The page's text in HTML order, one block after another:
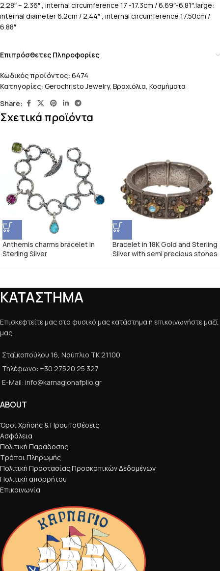
2.28″ – 2.36″ , internal circumference 17 -17.3cm / 6.69″-6.81″.large:
internal diameter 6.2cm / 2.44″ , internal circumference 17.50cm /
6.88″
Επιπρόσθετες Πληροφορίες
Κωδικός προϊόντος: 6474
Κατηγορίες: Gerochristo Jewelry, Βραχιόλια, Κοσμήματα
Share:
Σχετικά προϊόντα
Anthemis charms bracelet in
Sterling Silver
Bracelet in 18K Gold and Sterling
Silver with semi precious stones
ΚΑΤΑΣΤΗΜΑ
Επισκεφτείτε μας στο φυσικό μας κατάστημα ή επικοινωνήστε μαζί
μας.
Σταϊκοπούλου 16, Ναύπλιο ΤΚ 21100.
Τηλέφωνο: +30 27520 25 327
E-Mail: info@karnagionafplio.gr
ABOUT
Όροι Χρήσης & Προϋποθέσεις
Ασφάλεια
Πολιτική Παράδοσης
Τρόποι Πληρωμής
Πολιτική Προστασίας Προσκοπικών Δεδομένων
Πολιτική απορρήτου
Επικοινωνία